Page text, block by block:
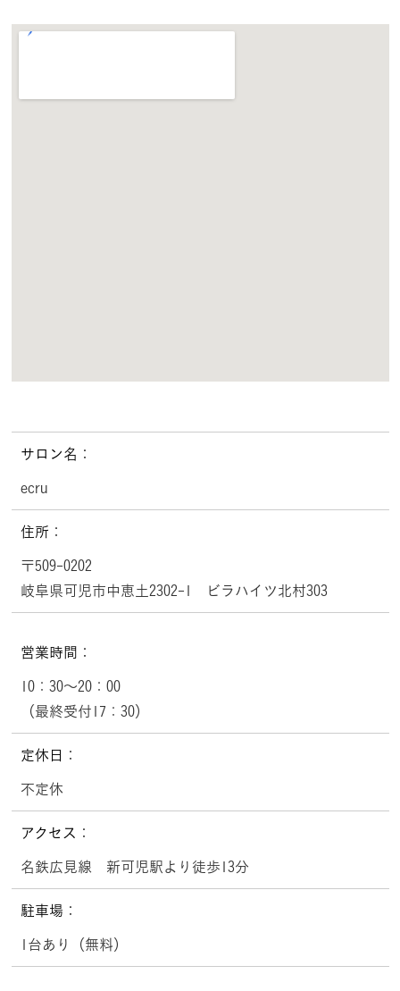
サロン名：
ecru
住所：
〒509-0202
岐阜県可児市中恵土2302-1 ビラハイツ北村303
営業時間：
10：30～20：00
（最終受付17：30）
定休日：
不定休
アクセス：
名鉄広見線 新可児駅より徒歩13分
駐車場：
1台あり（無料）